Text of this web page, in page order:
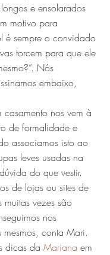
e ensolarados
motivo para
é sempre o convidado
torcem para que ele
Nós
embaixo,
casamento nos vem à
de formalidade e
associamos isto ao
leves usadas na
do que vestir.
de lojas ou sites de
vezes são
nos
conta Mari.
dicas da Mariana em